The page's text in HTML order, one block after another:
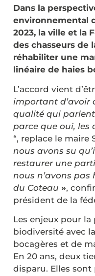
Dans la
environnemental
2023, la ville et la
des chasseurs de
réhabiliter une
linéaire de haies
L’accord vient
important d’avoir
qualité qui parlent
parce que oui, les
“, replace le maire
nous avons su
restaurer une
nous n’avons
du Coteau »,
président de la
Les enjeux pour la
biodiversité avec
bocagères et de
En 20 ans, deux
disparu. Elles